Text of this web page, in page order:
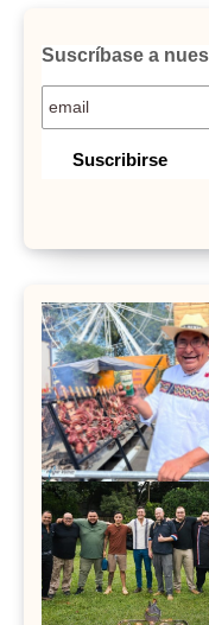
Suscríbase a